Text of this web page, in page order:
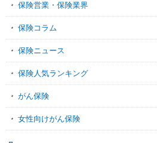
保険営業・保険業界
保険コラム
保険ニュース
保険人気ランキング
がん保険
女性向けがん保険